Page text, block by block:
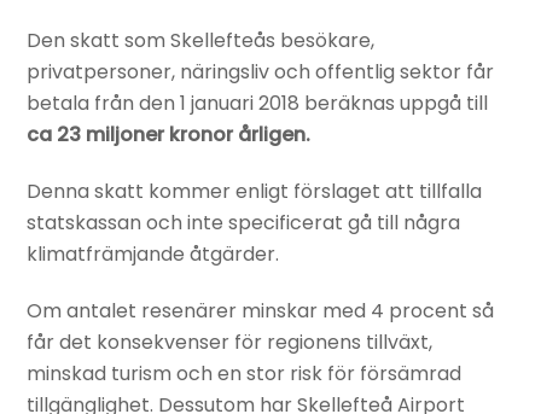
Den skatt som Skellefteås besökare,
privatpersoner, näringsliv och offentlig sektor får
betala från den 1 januari 2018 beräknas uppgå till
ca 23 miljoner kronor årligen.
Denna skatt kommer enligt förslaget att tillfalla
statskassan och inte specificerat gå till några
klimatfrämjande åtgärder.
Om antalet resenärer minskar med 4 procent så
får det konsekvenser för regionens tillväxt,
minskad turism och en stor risk för försämrad
tillgänglighet. Dessutom har Skellefteå Airport